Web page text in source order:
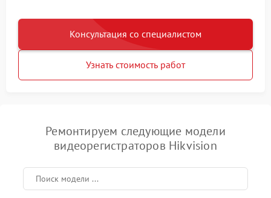
Консультация со специалистом
Узнать стоимость работ
Ремонтируем следующие модели
видеорегистраторов Hikvision